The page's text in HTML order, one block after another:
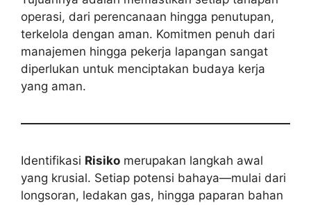
operasi, dari perencanaan hingga penutupan,
terkelola dengan aman. Komitmen penuh dari
manajemen hingga pekerja lapangan sangat
diperlukan untuk menciptakan budaya kerja
yang aman.
Identifikasi Risiko merupakan langkah awal
yang krusial. Setiap potensi bahaya—mulai dari
longsoran, ledakan gas, hingga paparan bahan